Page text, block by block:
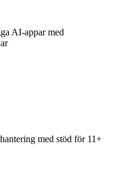
AI-appar med
med stöd för 11+